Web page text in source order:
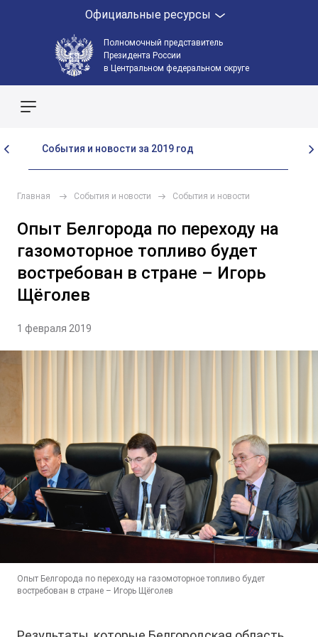
Полномочный представитель
Президента России
в Центральном федеральном округе
Официальные ресурсы
События и новости за 2019 год
Главная События и новости События и новости
Опыт Белгорода по переходу на
газомоторное топливо будет
востребован в стране – Игорь
Щёголев
1 февраля 2019
Опыт Белгорода по переходу на газомоторное топливо будет
востребован в стране – Игорь Щёголев